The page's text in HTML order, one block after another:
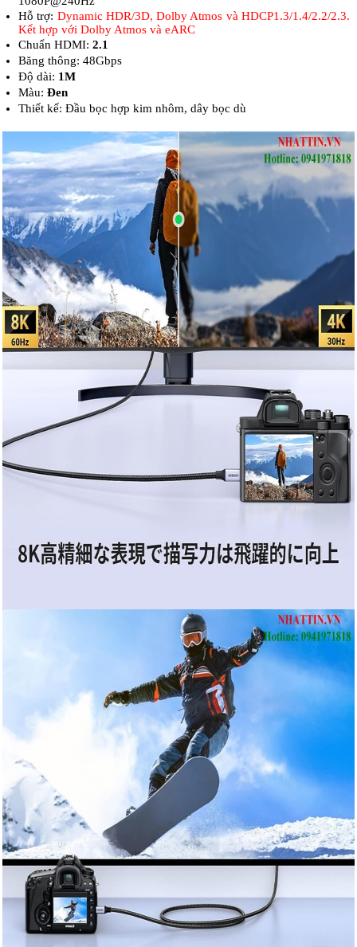
Hỗ trợ: Dynamic HDR/3D, Dolby Atmos và HDCP1.3/1.4/2.2/2.3.
Kết hợp với Dolby Atmos và eARC
Chuẩn HDMI: 2.1
Băng thông: 48Gbps
Độ dài: 1M
Màu: Đen
Thiết kế: Đầu bọc hợp kim nhôm, dây bọc dù